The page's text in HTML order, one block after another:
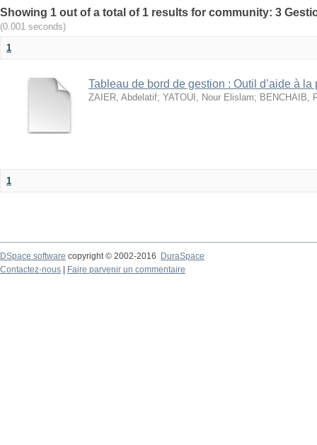
(0.001 seconds)
1
Tableau de bord de gestion : Outil d’aide à
ZAIER, Abdelatif; YATOUI, Nour Elislam; BENCHAIB,
1
DSpace software copyright © 2002-2016
DuraSpace
Contactez-nous
Faire parvenir un commentaire